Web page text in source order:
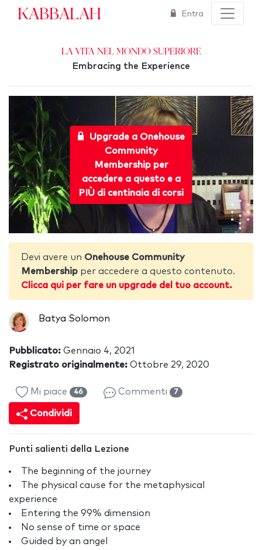
Kabbalah Entra
La vita nel mondo superiore
Embracing the Experience
Upgrade a Onehouse
Community
Membership per
accedere a questo e a
PIÙ di centinaia di corsi
Devi avere un Onehouse Community
Membership per accedere a questo contenuto.
Clicca qui per fare un upgrade del tuo account.
Batya Solomon
Pubblicato: Gennaio 4, 2021
Registrato originalmente: Ottobre 29, 2020
Mi piace 46 Commenti 7
Condividi
Punti salienti della Lezione
The beginning of the journey
The physical cause for the metaphysical
experience
Entering the 99% dimension
No sense of time or space
Guided by an angel